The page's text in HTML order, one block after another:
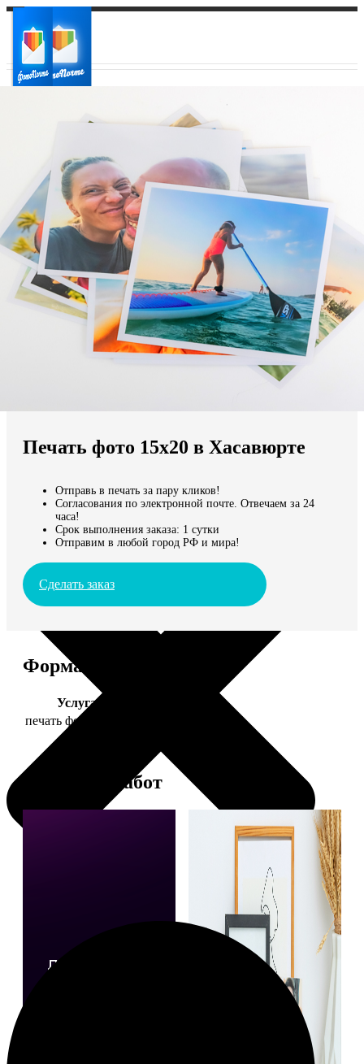
Ваш регион доставки
Выберите из списка:
Мы доставляем по всему миру
Продолжить без города
Печать фото 15х20 в Хасавюрте
Отправь в печать за пару кликов!
Согласования по электронной почте. Отвечаем за 24
часа!
Срок выполнения заказа: 1 сутки
Отправим в любой город РФ и мира!
Сделать заказ
Форматы и цены
Услуга
печать фото 15х20
Примеры работ